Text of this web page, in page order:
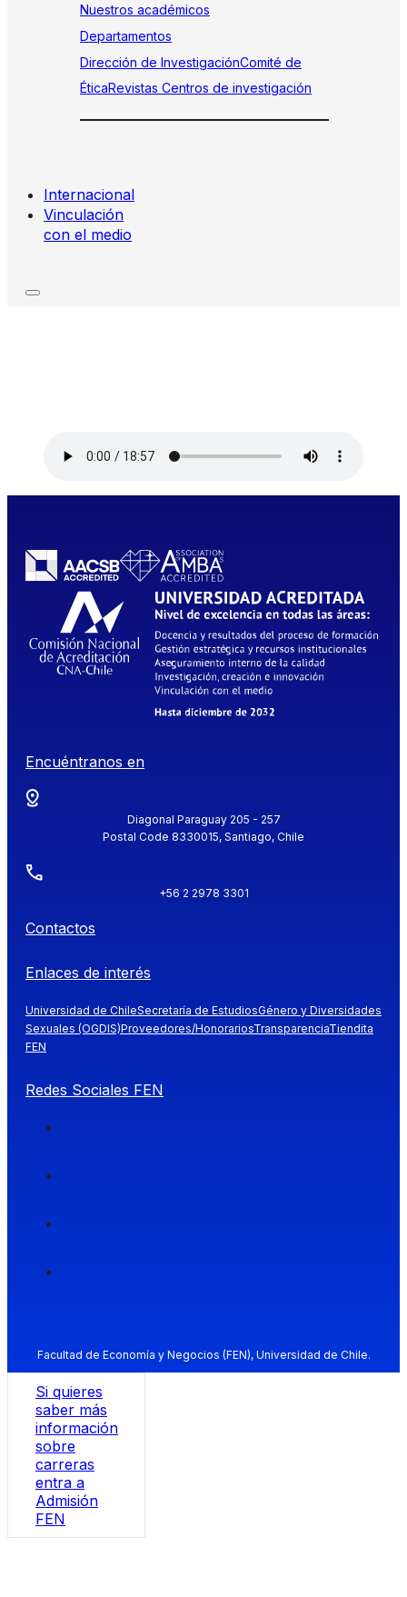
Nuestros académicos
Departamentos
Dirección de InvestigaciónComité de
ÉticaRevistas Centros de investigación
Internacional
Vinculación
con el medio
Encuéntranos en
Diagonal Paraguay 205 - 257
Postal Code 8330015, Santiago, Chile
+56 2 2978 3301
Contactos
Enlaces de interés
Universidad de ChileSecretaría de EstudiosGénero y Diversidades
Sexuales (OGDIS)Proveedores/HonorariosTransparenciaTiendita
FEN
Redes Sociales FEN
Facultad de Economía y Negocios (FEN), Universidad de Chile.
Si quieres
saber más
información
sobre
carreras
entra a
Admisión
FEN